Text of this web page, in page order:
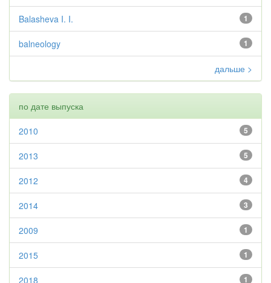
1
Balasheva I. I.
1
balneology
дальше >
по дате выпуска
5
2010
5
2013
4
2012
3
2014
1
2009
1
2015
1
2018